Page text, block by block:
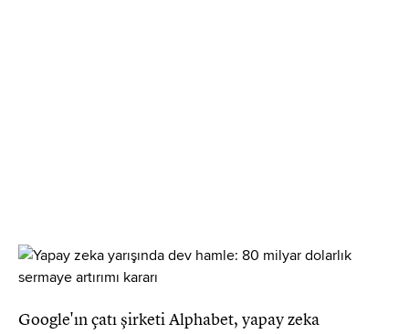
Google'ın çatı şirketi Alphabet, yapay zeka